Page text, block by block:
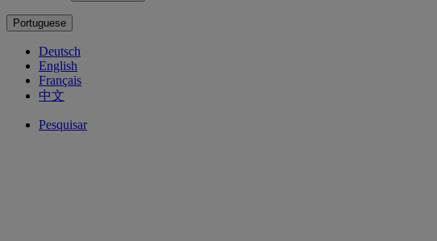
Portuguese
Deutsch
English
Français
中文
Pesquisar